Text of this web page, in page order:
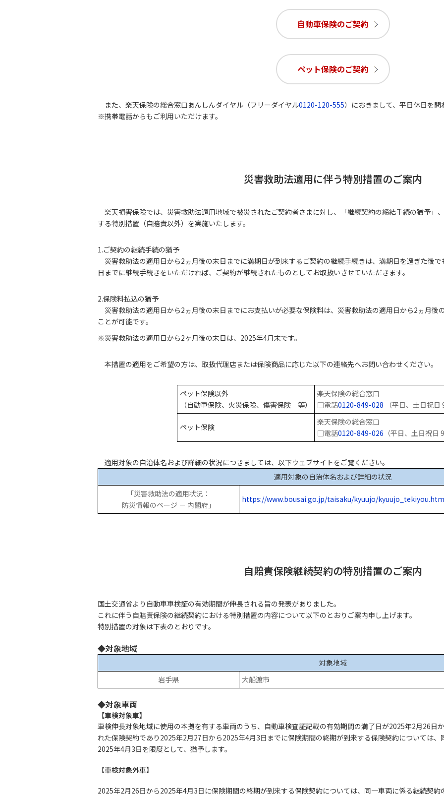
自動車保険のご契約
ペット保険のご契約
また、楽天保険の総合窓口あんしんダイヤル（フリーダイヤル0120-120-555）におきまして、平日休日を
※携帯電話からもご利用いただけます。
災害救助法適用に伴う特別措置のご案内
楽天損害保険では、災害救助法適用地域で被災されたご契約者さまに対し、「継続契約の締結手続の猶予」
する特別措置（自賠責以外）を実施いたします。
1.ご契約の継続手続の猶予
災害救助法の適用日から2ヵ月後の末日までに満期日が到来するご契約の継続手続きは、満期日を過ぎた後
日までに継続手続きをいただければ、ご契約が継続されたものとしてお取扱いさせていただきます。
2.保険料払込の猶予
災害救助法の適用日から2ヵ月後の末日までにお支払いが必要な保険料は、災害救助法の適用日から2ヵ月後
ことが可能です。
※災害救助法の適用日から2ヶ月後の末日は、2025年4月末です。
本措置の適用をご希望の方は、取扱代理店または保険商品に応じた以下の連絡先へお問い合わせください。
ペット保険以外
（自動車保険、火災保険、傷害保険 等）
楽天保険の総合窓口
□電話0120-849-028 （平日、土日祝
ペット保険
楽天保険の総合窓口
□電話0120-849-026 （平日、土日祝日
適用対象の自治体名および詳細の状況につきましては、以下ウェブサイトをご覧ください。
適用対象の自治体名および詳細の状況
「災害救助法の適用状況：
防災情報のページ － 内閣府」
https://www.bousai.go.jp/taisaku/kyuujo/
自賠責保険継続契約の特別措置のご案内
国土交通省より自動車車検証の有効期間が伸長される旨の発表がありました。
これに伴う自賠責保険の継続契約における特別措置の内容について以下のとおりご案内申し上げます。
特別措置の対象は下表のとおりです。
◆対象地域
対象地域
岩手県
大船渡市
◆対象車両
【車検対象車】
車検伸長対象地域に使用の本拠を有する車両のうち、自動車検査証記載の有効期間の満了日が2025年2月26日
れた保険契約であり2025年2月27日から2025年4月3日までに保険期間の終期が到来する保険契約については
2025年4月3日を限度として、猶予します。
【車検対象外車】
2025年2月26日から2025年4月3日に保険期間の終期が到来する保険契約については、同一車両に係る継続契